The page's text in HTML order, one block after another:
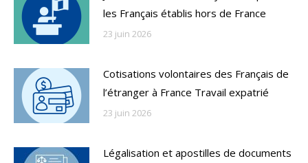
les Français établis hors de France
23 juin 2026
Cotisations volontaires des Français de
l’étranger à France Travail expatrié
23 juin 2026
Légalisation et apostilles de documents